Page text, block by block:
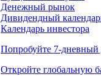
Денежный рынок
Дивидендный
Календарь инвестора
Попробуйте 7-дневный
Откройте глобальную